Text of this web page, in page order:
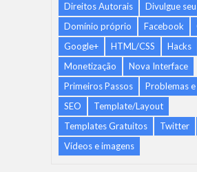
Direitos Autorais
Divulgue
Domínio próprio
Facebook
Google+
HTML/CSS
Hacks
Monetização
Nova Interface
Primeiros Passos
Problemas e
SEO
Template/Layout
Templates Gratuitos
Twitter
Vídeos e imagens